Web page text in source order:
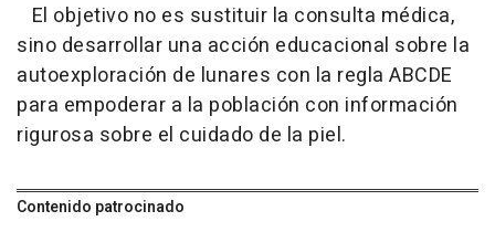
El objetivo no es sustituir la consulta médica,
sino desarrollar una acción educacional sobre la
autoexploración de lunares con la regla ABCDE
para empoderar a la población con información
rigurosa sobre el cuidado de la piel.
Contenido patrocinado